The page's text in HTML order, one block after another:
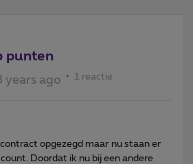
punten
ago 1 reactie
opgezegd maar nu staan er
Doordat ik nu bij een andere